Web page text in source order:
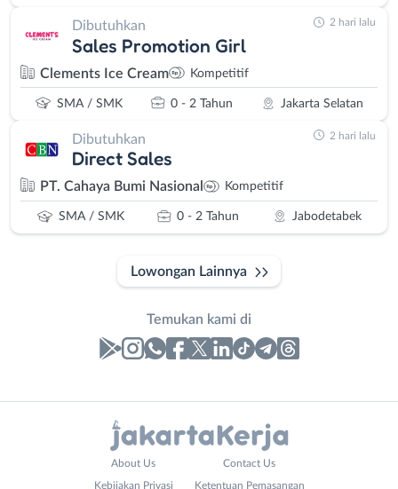
Dibutuhkan
Sales Promotion Girl
Clements Ice Cream Kompetitif
SMA / SMK 0 - 2 Tahun Jakarta Selatan
2 hari lalu
Dibutuhkan
Direct Sales
PT. Cahaya Bumi Nasional Kompetitif
SMA / SMK 0 - 2 Tahun Jabodetabek
2 hari lalu
Lowongan Lainnya
Temukan kami di
About Us Contact Us
Kebijakan Privasi Ketentuan Pemasangan